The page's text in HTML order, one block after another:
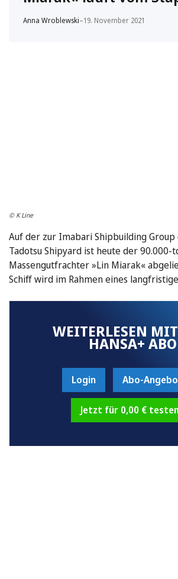
Anna Wroblewski–19. November 2021
© K Line
Auf der zur Imabari Shipbuilding
Tadotsu Shipyard ist heute der 90.000-
Massengutfrachter »Lin Miarak«
Schiff wird im Rahmen eines
WEITERLESEN
HANSA+ ABO
Login Abo-
Jetzt für 0,00 €